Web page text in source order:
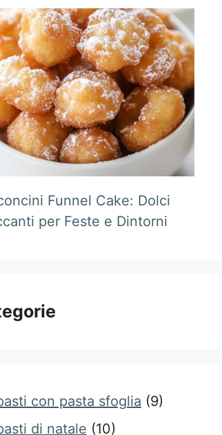
Funnel Cake: Dolci
per Feste e Dintorni
con pasta sfoglia (9)
di natale (10)